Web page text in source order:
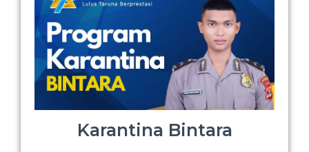
Karantina Bintara